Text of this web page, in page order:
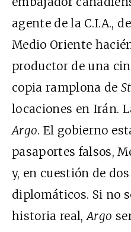
agente de la C.I.A.,
Medio Oriente
productor de una
copia ramplona de
locaciones en Irán.
Argo. El gobierno
pasaportes falsos,
y, en cuestión de
diplomáticos. Si no
historia real,Argo